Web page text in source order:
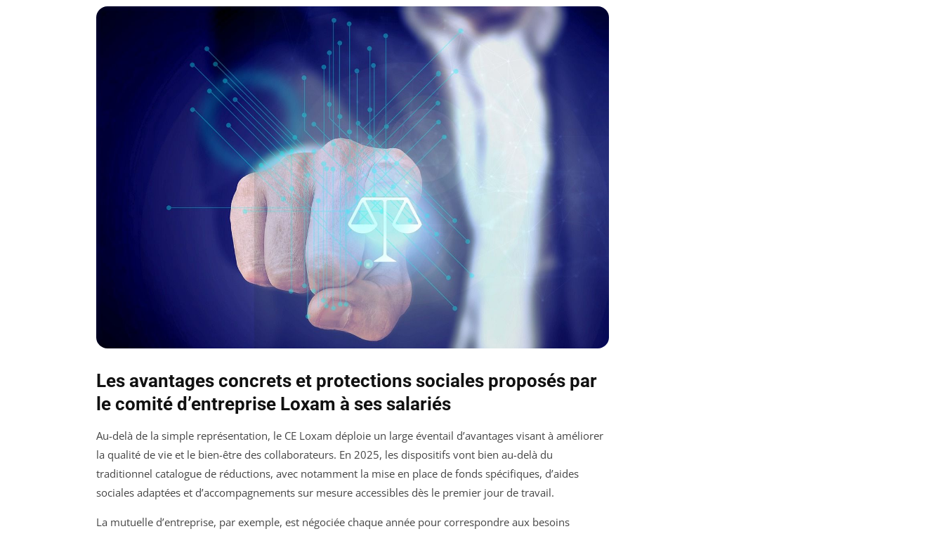
Les avantages concrets et protections sociales proposés par
le comité d’entreprise Loxam à ses salariés
Au-delà de la simple représentation, le CE Loxam déploie un large éventail d’avantages visant à améliorer
la qualité de vie et le bien-être des collaborateurs. En 2025, les dispositifs vont bien au-delà du
traditionnel catalogue de réductions, avec notamment la mise en place de fonds spécifiques, d’aides
sociales adaptées et d’accompagnements sur mesure accessibles dès le premier jour de travail.
La mutuelle d’entreprise, par exemple, est négociée chaque année pour correspondre aux besoins